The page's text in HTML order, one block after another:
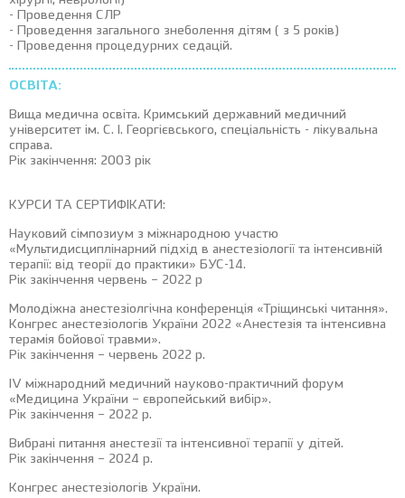
- Проведення СЛР
- Проведення загального знеболення дітям ( з 5 років)
- Проведення процедурних седацій.
ОСВІТА:
Вища медична освіта. Кримський державний медичний
університет ім. С. І. Георгієвського, спеціальність - лікувальна
справа.
Рік закінчення: 2003 рік
КУРСИ ТА СЕРТИФІКАТИ:
Науковий сімпозиум з міжнародною участю
«Мультидисциплінарний підхід в анестезіології та інтенсивній
терапії: від теорії до практики» БУС-14.
Рік закінчення червень – 2022 р
Молодіжна анестезіолгічна конференція «Тріщинські читання».
Конгрес анестезіологів України 2022 «Анестезія та інтенсивна
терамія бойової травми».
Рік закінчення – червень 2022 р.
IV міжнародний медичний науково-практичний форум
«Медицина України – європейський вибір».
Рік закінчення – 2022 р.
Вибрані питання анестезії та інтенсивної терапії у дітей.
Рік закінчення – 2024 р.
Конгрес анестезіологів України.